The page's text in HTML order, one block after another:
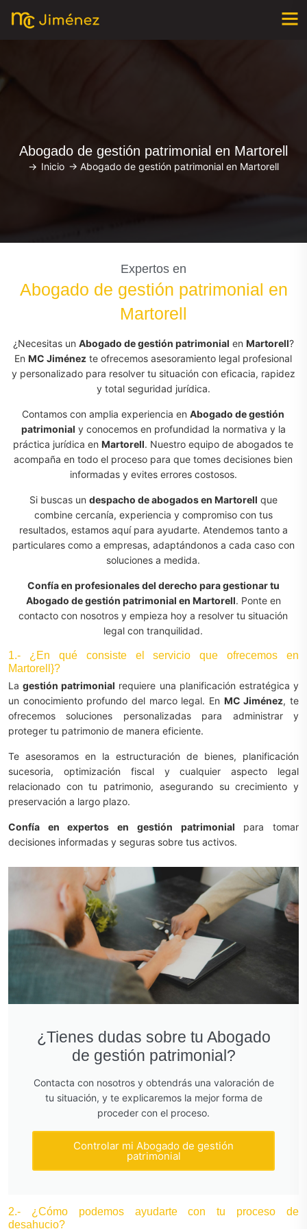
Abogado de gestión patrimonial en Martorell
-> Inicio -> Abogado de gestión patrimonial en Martorell
Expertos en
Abogado de gestión patrimonial en
Martorell
¿Necesitas un Abogado de gestión patrimonial en Martorell?
EnMC Jiménez te ofrecemos asesoramiento legal profesional
y personalizado para resolver tu situación con eficacia, rapidez
y total seguridad jurídica.
Contamos con amplia experiencia enAbogado de gestión
patrimonial y conocemos en profundidad la normativa y la
práctica jurídica enMartorell. Nuestro equipo de abogados te
acompaña en todo el proceso para que tomes decisiones bien
informadas y evites errores costosos.
Si buscas un despacho de abogados en Martorell que
combine cercanía, experiencia y compromiso con tus
resultados, estamos aquí para ayudarte. Atendemos tanto a
particulares como a empresas, adaptándonos a cada caso con
soluciones a medida.
Confía en profesionales del derecho para gestionar tu
Abogado de gestión patrimonial en Martorell. Ponte en
contacto con nosotros y empieza hoy a resolver tu situación
legal con tranquilidad.
1.- ¿En qué consiste el servicio que ofrecemos en
Martorell}?
Lagestión patrimonial requiere una planificación estratégica y
un conocimiento profundo del marco legal. En MC Jiménez, te
ofrecemos soluciones personalizadas para administrar y
proteger tu patrimonio de manera eficiente.
Te asesoramos en la estructuración de bienes, planificación
sucesoria, optimización fiscal y cualquier aspecto legal
relacionado con tu patrimonio, asegurando su crecimiento y
preservación a largo plazo.
Confía en expertos en gestión patrimonial para tomar
decisiones informadas y seguras sobre tus activos.
¿Tienes dudas sobre tu Abogado
de gestión patrimonial?
Contacta con nosotros y obtendrás una valoración de
tu situación, y te explicaremos la mejor forma de
proceder con el proceso.
Controlar mi Abogado de gestión
patrimonial
2.- ¿Cómo podemos ayudarte con tu proceso de
desahucio?